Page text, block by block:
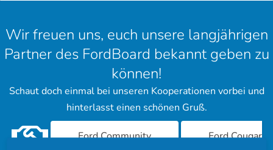
Wir freuen uns, euch unsere langjährigen
Partner des FordBoard bekannt geben zu
können!
Schaut doch einmal bei unseren Kooperationen vorbei und
hinterlasst einen schönen Gruß.
Ford Community
Ford Cougar